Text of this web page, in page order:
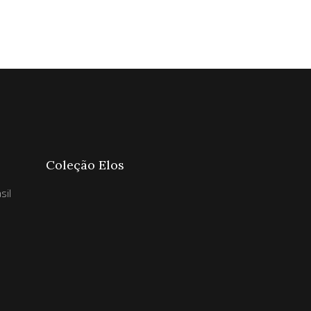
Coleção Elos